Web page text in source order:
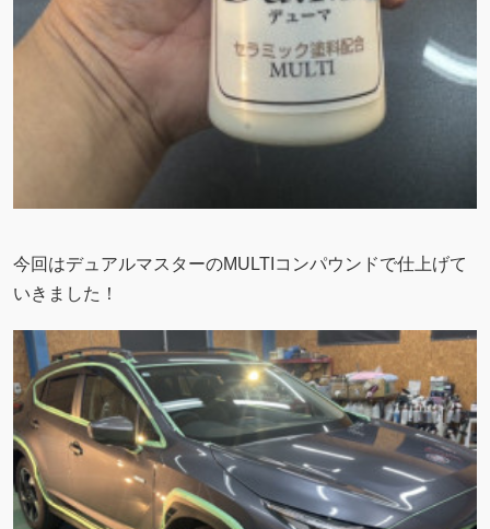
今回はデュアルマスターのMULTIコンパウンドで仕上げて
いきました！